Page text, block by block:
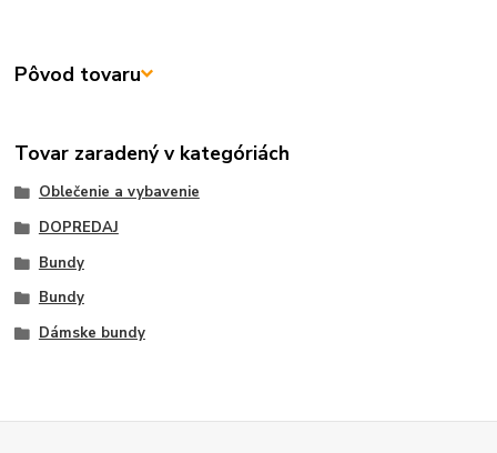
Pôvod tovaru
Tovar zaradený v kategóriách
Oblečenie a vybavenie
DOPREDAJ
Bundy
Bundy
Dámske bundy